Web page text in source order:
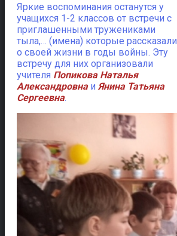
Яркие воспоминания останутся у
учащихся 1-2 классов от встречи с
приглашенными тружениками
тыла,… (имена) которые рассказали
о своей жизни в годы войны. Эту
встречу для них организовали
учителя Попикова Наталья
Александровнаи Янина Татьяна
Сергеевна.